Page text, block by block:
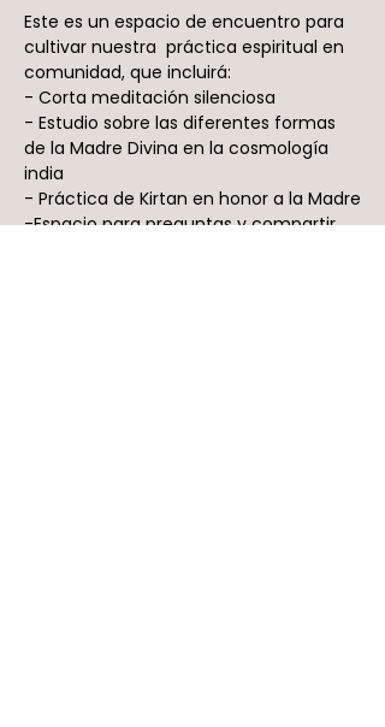
Este es un espacio de encuentro para
cultivar nuestra  práctica espiritual en
comunidad, que incluirá:
- Corta meditación silenciosa
- Estudio sobre las diferentes formas
de la Madre Divina en la cosmología
india
- Práctica de Kirtan en honor a la Madre
-Espacio para preguntas y compartir